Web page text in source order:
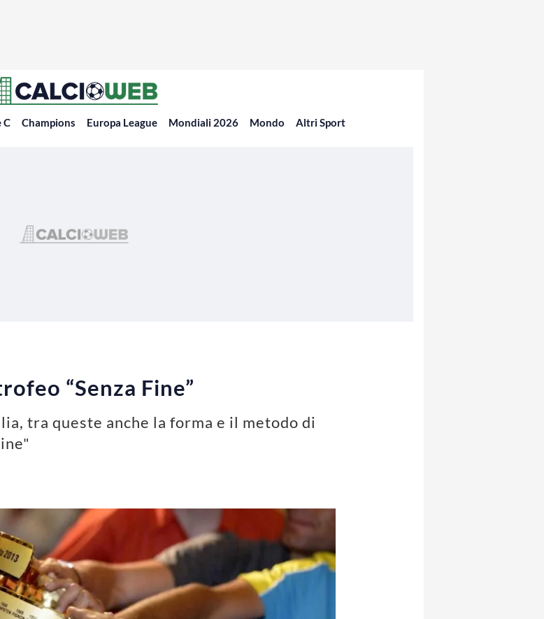
C Champions Europa League Mondiali 2026 Mondo Altri Sport
“Senza Fine”
tra queste anche la forma e il metodo di